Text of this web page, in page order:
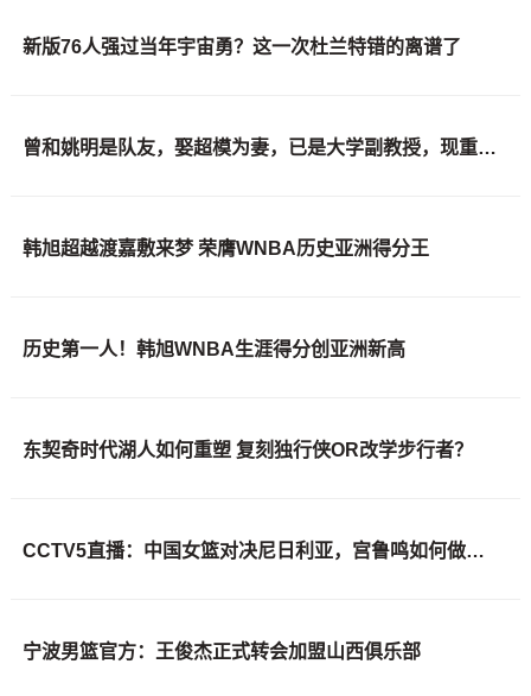
新版76人强过当年宇宙勇？这一次杜兰特错的离谱了
曾和姚明是队友，娶超模为妻，已是大学副教授，现重返宏远管理层
韩旭超越渡嘉敷来梦 荣膺WNBA历史亚洲得分王
历史第一人！韩旭WNBA生涯得分创亚洲新高
东契奇时代湖人如何重塑 复刻独行侠OR改学步行者？
CCTV5直播：中国女篮对决尼日利亚，宫鲁鸣如何做出艰难取舍
宁波男篮官方：王俊杰正式转会加盟山西俱乐部